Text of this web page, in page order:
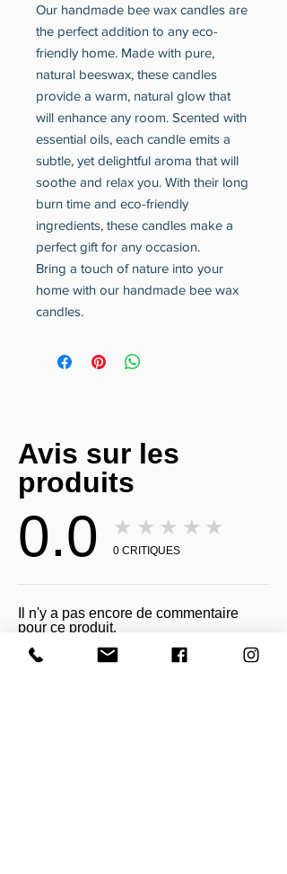
Our handmade bee wax candles are
the perfect addition to any eco-
friendly home. Made with pure,
natural beeswax, these candles
provide a warm, natural glow that
will enhance any room. Scented with
essential oils, each candle emits a
subtle, yet delightful aroma that will
soothe and relax you. With their long
burn time and eco-friendly
ingredients, these candles make a
perfect gift for any occasion.
Bring a touch of nature into your
home with our handmade bee wax
candles.
Avis sur les
produits
0.0 ★★★★★
0 CRITIQUES
Il n'y a pas encore de commentaire
pour ce produit.